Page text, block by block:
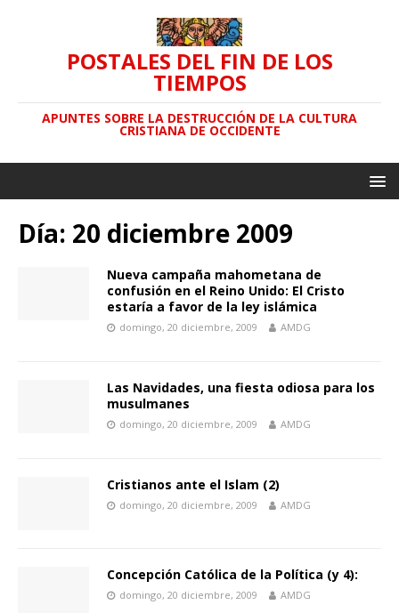
POSTALES DEL FIN DE LOS
TIEMPOS
APUNTES SOBRE LA DESTRUCCIÓN DE LA CULTURA
CRISTIANA DE OCCIDENTE
Día: 20 diciembre 2009
Nueva campaña mahometana de
confusión en el Reino Unido: El Cristo
estaría a favor de la ley islámica
domingo, 20 diciembre, 2009 AMDG
Las Navidades, una fiesta odiosa para los
musulmanes
domingo, 20 diciembre, 2009 AMDG
Cristianos ante el Islam (2)
domingo, 20 diciembre, 2009 AMDG
Concepción Católica de la Política (y 4):
domingo, 20 diciembre, 2009 AMDG